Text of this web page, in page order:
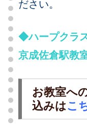
ださい。
◆ハープクラ
京成佐倉駅教
お教室へ
込みはこ